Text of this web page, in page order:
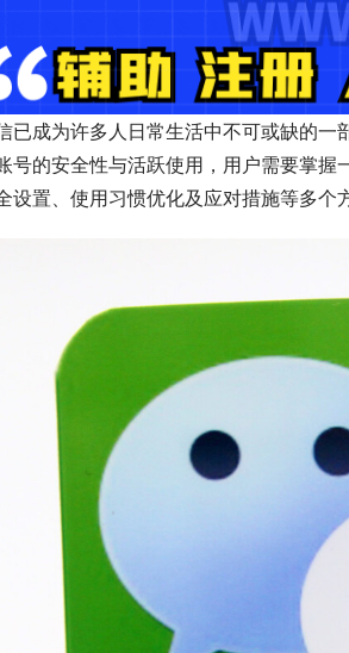
已成为许多人日常生活中不可或缺的
号的安全性与活跃使用，用户需要掌
设置、使用习惯优化及应对措施等多个